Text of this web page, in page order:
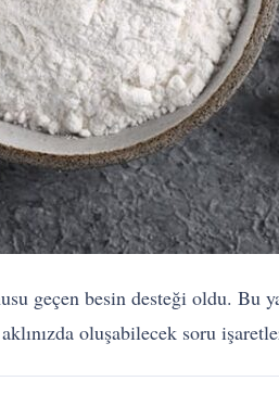
geçen besin desteği oldu. Bu
oluşabilecek soru